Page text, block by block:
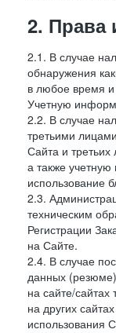
2. Права
2.1. В случае
обнаружения
в любое время и
Учетную
2.2. В случае
третьими
Сайта и
а также
использование
2.3.
техническим
Регистрации
на Сайте.
2.4. В случае
данных
на сайте/
на других
использования